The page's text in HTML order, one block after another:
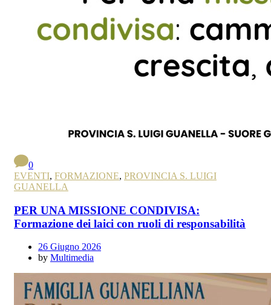
0
EVENTI, FORMAZIONE, PROVINCIA S. LUIGI
GUANELLA
PER UNA MISSIONE CONDIVISA:
Formazione dei laici con ruoli di responsabilità
26 Giugno 2026
by Multimedia